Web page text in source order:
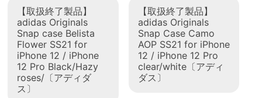
【取扱終了製品】
adidas Originals
Snap case Belista
Flower SS21 for
iPhone 12 / iPhone
12 Pro Black/Hazy
roses/〔アディダ
ス〕
【取扱終了製品】
adidas Originals
Snap Case Camo
AOP SS21 for iPhone
12 / iPhone 12 Pro
clear/white〔アディ
ダス〕